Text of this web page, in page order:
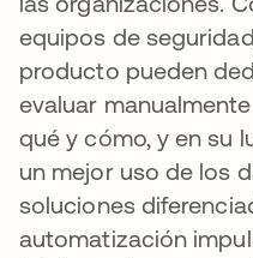
equipos de
producto pueden
evaluar
qué y cómo, y en su
un mejor uso de los
soluciones
automatización